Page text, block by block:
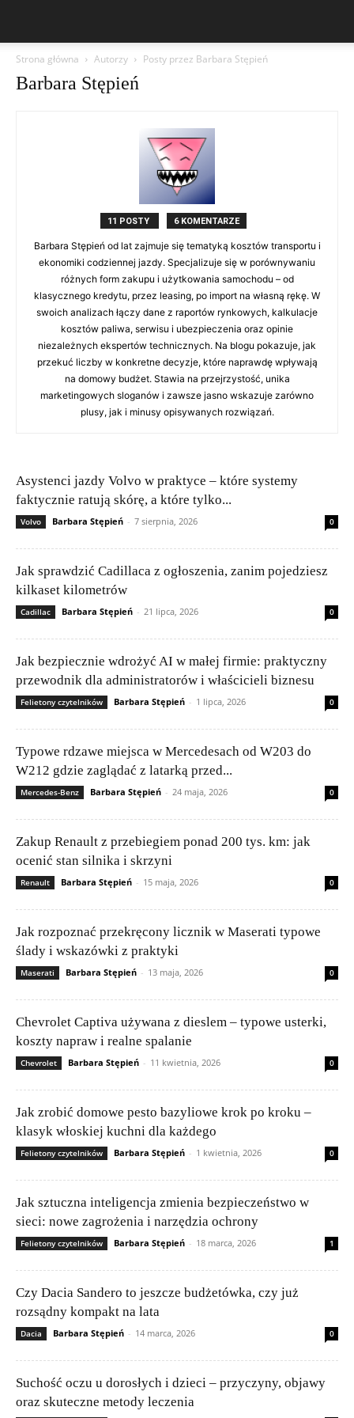
Strona główna Autorzy Posty przez Barbara Stępień
Barbara Stępień
11 POSTY 6 KOMENTARZE
Barbara Stępień od lat zajmuje się tematyką kosztów transportu i
ekonomiki codziennej jazdy. Specjalizuje się w porównywaniu
różnych form zakupu i użytkowania samochodu – od
klasycznego kredytu, przez leasing, po import na własną rękę. W
swoich analizach łączy dane z raportów rynkowych, kalkulacje
kosztów paliwa, serwisu i ubezpieczenia oraz opinie
niezależnych ekspertów technicznych. Na blogu pokazuje, jak
przekuć liczby w konkretne decyzje, które naprawdę wpływają
na domowy budżet. Stawia na przejrzystość, unika
marketingowych sloganów i zawsze jasno wskazuje zarówno
plusy, jak i minusy opisywanych rozwiązań.
Asystenci jazdy Volvo w praktyce – które systemy
faktycznie ratują skórę, a które tylko...
Volvo Barbara Stępień - 7 sierpnia, 2026 0
Jak sprawdzić Cadillaca z ogłoszenia, zanim pojedziesz
kilkaset kilometrów
Cadillac Barbara Stępień - 21 lipca, 2026 0
Jak bezpiecznie wdrożyć AI w małej firmie: praktyczny
przewodnik dla administratorów i właścicieli biznesu
Felietony czytelników Barbara Stępień - 1 lipca, 2026 0
Typowe rdzawe miejsca w Mercedesach od W203 do
W212 gdzie zaglądać z latarką przed...
Mercedes-Benz Barbara Stępień - 24 maja, 2026 0
Zakup Renault z przebiegiem ponad 200 tys. km: jak
ocenić stan silnika i skrzyni
Renault Barbara Stępień - 15 maja, 2026 0
Jak rozpoznać przekręcony licznik w Maserati typowe
ślady i wskazówki z praktyki
Maserati Barbara Stępień - 13 maja, 2026 0
Chevrolet Captiva używana z dieslem – typowe usterki,
koszty napraw i realne spalanie
Chevrolet Barbara Stępień - 11 kwietnia, 2026 0
Jak zrobić domowe pesto bazyliowe krok po kroku –
klasyk włoskiej kuchni dla każdego
Felietony czytelników Barbara Stępień - 1 kwietnia, 2026 0
Jak sztuczna inteligencja zmienia bezpieczeństwo w
sieci: nowe zagrożenia i narzędzia ochrony
Felietony czytelników Barbara Stępień - 18 marca, 2026 1
Czy Dacia Sandero to jeszcze budżetówka, czy już
rozsądny kompakt na lata
Dacia Barbara Stępień - 14 marca, 2026 0
Suchość oczu u dorosłych i dzieci – przyczyny, objawy
oraz skuteczne metody leczenia